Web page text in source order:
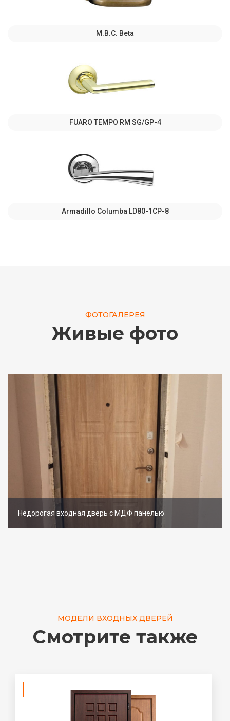
M.B.C. Beta
FUARO TEMPO RM SG/GP-4
Armadillo Columba LD80-1CP-8
ФОТОГАЛЕРЕЯ
Живые фото
Недорогая входная дверь с МДФ панелью
МОДЕЛИ ВХОДНЫХ ДВЕРЕЙ
Смотрите также